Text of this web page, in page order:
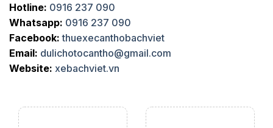
Hotline: 0916 237 090
Whatsapp: 0916 237 090
Facebook: thuexecanthobachviet
Email: dulichotocantho@gmail.com
Website: xebachviet.vn